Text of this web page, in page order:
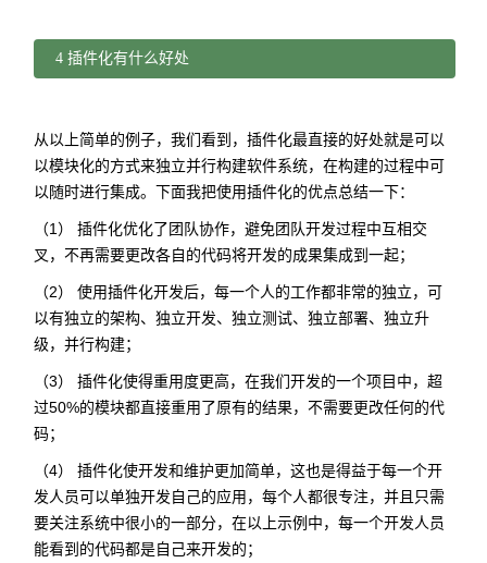
4 插件化有什么好处
从以上简单的例子，我们看到，插件化最直接的好处就是可以
以模块化的方式来独立并行构建软件系统，在构建的过程中可
以随时进行集成。下面我把使用插件化的优点总结一下：
（1） 插件化优化了团队协作，避免团队开发过程中互相交
叉，不再需要更改各自的代码将开发的成果集成到一起；
（2） 使用插件化开发后，每一个人的工作都非常的独立，可
以有独立的架构、独立开发、独立测试、独立部署、独立升
级，并行构建；
（3） 插件化使得重用度更高，在我们开发的一个项目中，超
过50%的模块都直接重用了原有的结果，不需要更改任何的代
码；
（4） 插件化使开发和维护更加简单，这也是得益于每一个开
发人员可以单独开发自己的应用，每个人都很专注，并且只需
要关注系统中很小的一部分，在以上示例中，每一个开发人员
能看到的代码都是自己来开发的；